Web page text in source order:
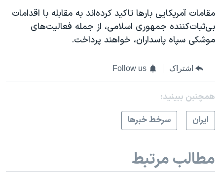
مقامات آمریکایی بارها تاکید کرده‌اند به مقابله با اقدامات
بی‌ثبات‌کننده جمهوری اسلامی، از جمله فعالیت‌های
موشکی سپاه پاسداران، خواهند پرداخت.
اشتراک Follow us
همچنبن ببینید:
ايران
سرخط خبرها
مطالب مرتبط